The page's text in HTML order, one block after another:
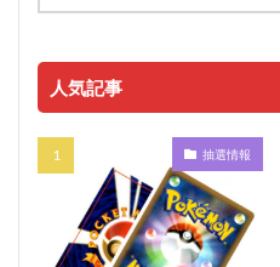
人気記事
抽選情報